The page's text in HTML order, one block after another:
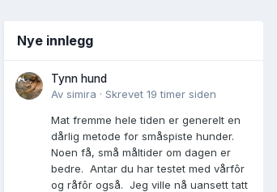
Nye innlegg
Tynn hund
Av simira · Skrevet 19 timer siden
Mat fremme hele tiden er generelt en
dårlig metode for småspiste hunder.
Noen få, små måltider om dagen er
bedre. Antar du har testet med vårfôr
og råfôr også. Jeg ville nå uansett tatt